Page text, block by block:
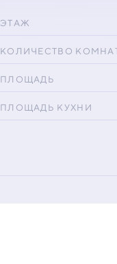
ЭТАЖ
КОЛИЧЕСТВО
ПЛОЩАДЬ
ПЛОЩАДЬ КУХНИ